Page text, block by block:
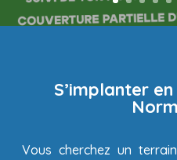
S’implanter
Vous cherchez un